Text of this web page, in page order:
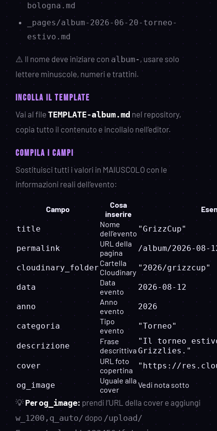
bologna.md
_pages/album-2026-06-20-torneo-
estivo.md
⚠️ Il nome deve iniziare con album-, usare solo
lettere minuscole, numeri e trattini.
Incolla il template
Vai al fileTEMPLATE-album.md nel repository,
copia tutto il contenuto e incollalo nell’editor.
Compila i campi
Sostituisci tutti i valori in MAIUSCOLO con le
informazioni reali dell’evento:
Campo
Cosa
inserire
title
Nome
dell’evento "GrizzCup"
permalink
URL della
pagina
/album/2026-08-
cloudinary_folder
Cartella
Cloudinary "2026/grizzcup"
data
Data
evento
2026-08-12
anno
Anno
evento
2026
categoria
Tipo
evento
"Torneo"
descrizione
Frase
descrittiva
"Il torneo
Grizzlies."
cover
URL foto
copertina
"https://
og_image
Uguale alla
cover
Vedi nota sotto
💡 Perog_image: prendi l’URL della cover e aggiungi
w_1200,q_auto/ dopo /upload/